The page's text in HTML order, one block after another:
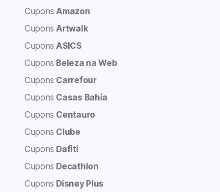
CuponsAmazon
CuponsArtwalk
CuponsASICS
Cupons Beleza na Web
Cupons Carrefour
Cupons Casas Bahia
Cupons Centauro
Cupons Clube
Cupons Dafiti
Cupons Decathlon
Cupons Disney Plus